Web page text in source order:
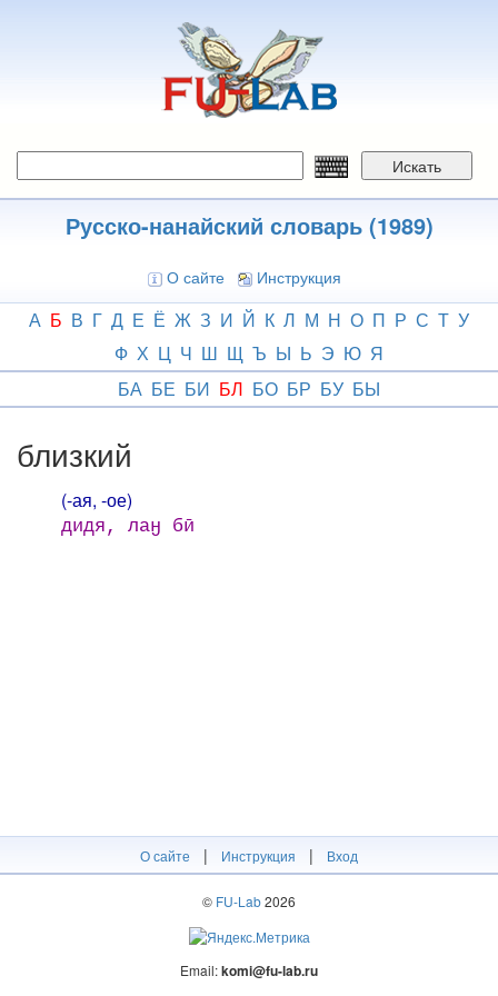
Искать
Русско-нанайский словарь (1989)
О сайте Инструкция
А Б В Г Д Е Ё Ж З И Й К Л М Н О П Р С Т У
Ф Х Ц Ч Ш Щ Ъ Ы Ь Э Ю Я
БА БЕ БИ БЛ БО БР БУ БЫ
близкий
(-ая, -ое)
дидя, лаӈ бӣ
О сайте | Инструкция | Вход
© FU-Lab2026
Email:komi@fu-lab.ru